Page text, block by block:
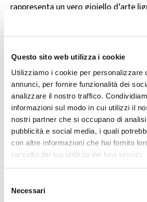
Questo sito web utilizza i cookie
Utilizziamo i cookie per personalizzare
annunci, per fornire funzionalità dei
analizzare il nostro traffico.
informazioni sul modo in cui utilizzi il
nostri partner che si occupano di
pubblicità e social media, i quali
con altre informazioni che hai fornito
raccolto dal tuo utilizzo dei loro servizi.
delNecessari
rappresenta un vero gioiello d’arte
🎶 Organo, reliquie e
L’organo e la cantoria furono
1768 da Mattias Peder con la
Antonio Rinaldi.
Fino al 1942 si conservavano
una teca d'argento sbalzato,
Gonzaga, nipote di San Luigi,
durante la guerra.
📍 Come arrivare e